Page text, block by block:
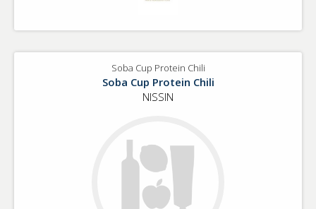
Soba Cup Protein Chili
Soba Cup Protein Chili
NISSIN